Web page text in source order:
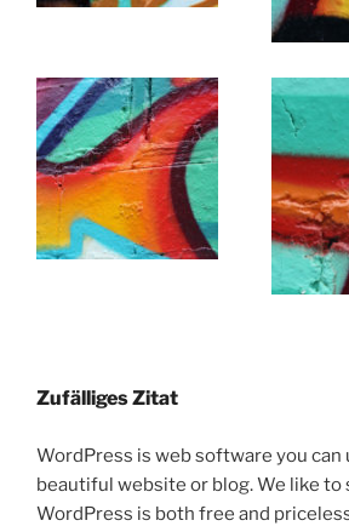
Zufälliges Zitat
WordPress is web software you can
beautiful website or blog. We like to
WordPress is both free and